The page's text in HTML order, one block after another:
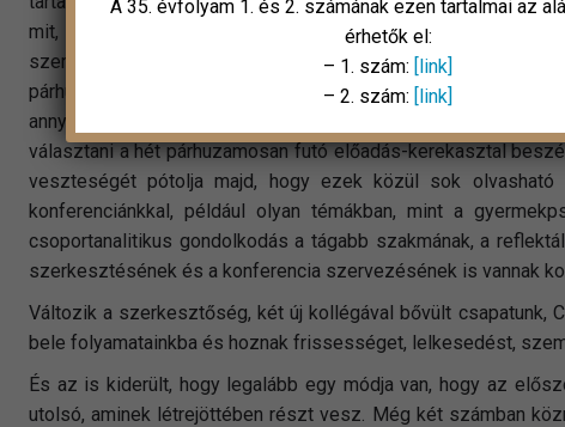
mit, de van, amikor ez annyiból állhatna, hogy melyikünk
szerkesztést egy utazásra. Szerencsénkre most éppen van
párhuzamosan fut a májusi konferencia szervezési
annyi program a rendezvényünkön, mint ebben az évben
választani a hét párhuzamosan futó előadás-kerekasztal
veszteségét pótolja majd, hogy ezek közül sok
konferenciánkkal, például olyan témákban, mint a
csoportanalitikus gondolkodás a tágabb szakmának, a
szerkesztésének és a konferencia szervezésének is vannak
Változik a szerkesztőség, két új kollégával bővült csapatunk,
bele folyamatainkba és hoznak frissességet, lelkesedést,
És az is kiderült, hogy legalább egy módja van, hogy az
utolsó, aminek létrejöttében részt vesz. Még két számban
A 35. évfolyam 1. és 2. számának ezen tartalmai az
érhetők el:
– 1. szám: [link]
– 2. szám: [link]